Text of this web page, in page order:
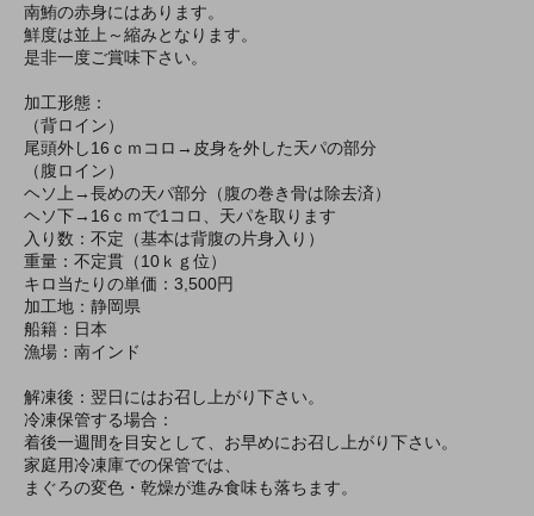
南鮪の赤身にはあります。
鮮度は並上～縮みとなります。
是非一度ご賞味下さい。
加工形態：
（背ロイン）
尾頭外し16ｃｍコロ→皮身を外した天パの部分
（腹ロイン）
ヘソ上→長めの天パ部分（腹の巻き骨は除去済）
ヘソ下→16ｃｍで1コロ、天パを取ります
入り数：不定（基本は背腹の片身入り）
重量：不定貫（10ｋｇ位）
キロ当たりの単価：3,500円
加工地：静岡県
船籍：日本
漁場：南インド
解凍後：翌日にはお召し上がり下さい。
冷凍保管する場合：
着後一週間を目安として、お早めにお召し上がり下さい。
家庭用冷凍庫での保管では、
まぐろの変色・乾燥が進み食味も落ちます。